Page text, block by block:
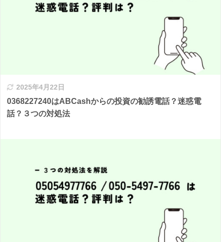
2025年4月22日
0368227240はABCashからの投資の勧誘電話？迷惑電
話？３つの対処法